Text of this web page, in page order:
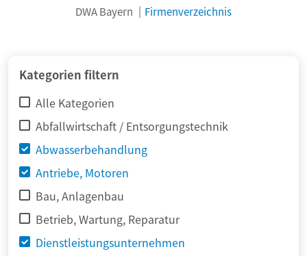
DWA Bayern Firmenverzeichnis
Kategorien filtern
Alle Kategorien
Abfallwirtschaft / Entsorgungstechnik
Abwasserbehandlung
Antriebe, Motoren
Bau, Anlagenbau
Betrieb, Wartung, Reparatur
Dienstleistungsunternehmen